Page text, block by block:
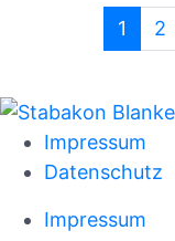
1 2
Impressum
Datenschutz
Impressum